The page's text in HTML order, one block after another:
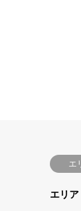
エ
エリア